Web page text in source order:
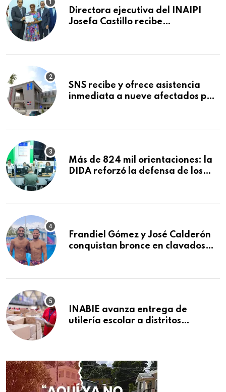
Directora ejecutiva del INAIPI
Josefa Castillo recibe
SNS recibe y ofrece asistencia
inmediata a nueve afectados por
Macorís
Más de 824 mil orientaciones: la
DIDA reforzó la defensa de los
Frandiel Gómez y José Calderón
conquistan bronce en clavados
INABIE avanza entrega de
utilería escolar a distritos